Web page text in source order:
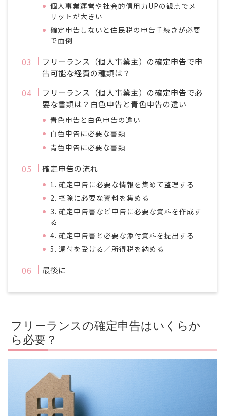
個人事業運営や社会的信用力UPの観点でメ
リットが大きい
確定申告しないと住民税の申告手続きが必要
で面倒
フリーランス（個人事業主）の確定申告で申
告可能な経費の種類は？
フリーランス（個人事業主）の確定申告で必
要な書類は？白色申告と青色申告の違い
青色申告と白色申告の違い
白色申告に必要な書類
青色申告に必要な書類
確定申告の流れ
1. 確定申告に必要な情報を集めて整理する
2. 控除に必要な資料を集める
3. 確定申告書など申告に必要な資料を作成す
る
4. 確定申告書と必要な添付資料を提出する
5. 還付を受ける／所得税を納める
最後に
フリーランスの確定申告はいくらか
ら必要？